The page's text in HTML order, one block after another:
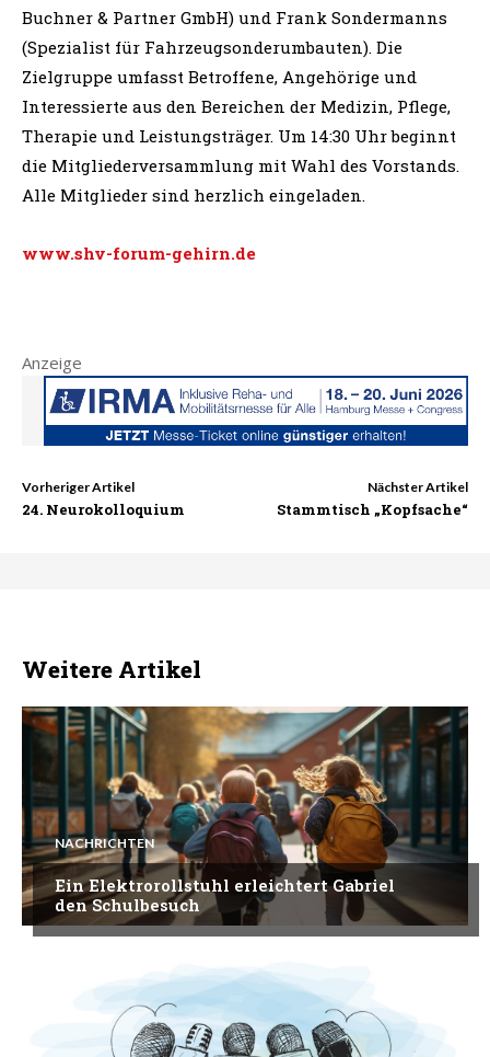
Buchner & Partner GmbH) und Frank Sondermanns
(Spezialist für Fahrzeugsonderumbauten). Die
Zielgruppe umfasst Betroffene, Angehörige und
Interessierte aus den Bereichen der Medizin, Pflege,
Therapie und Leistungsträger. Um 14:30 Uhr beginnt
die Mitgliederversammlung mit Wahl des Vorstands.
Alle Mitglieder sind herzlich eingeladen.
www.shv-forum-gehirn.de
Anzeige
Vorheriger Artikel
24. Neurokolloquium
Nächster Artikel
Stammtisch „Kopfsache“
Weitere Artikel
NACHRICHTEN
Ein Elektrorollstuhl erleichtert Gabriel
den Schulbesuch